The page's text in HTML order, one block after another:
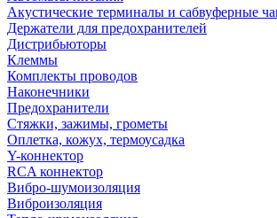
Акустические терминалы и сабвуферные
Держатели для предохранителей
Дистрибьюторы
Клеммы
Комплекты проводов
Наконечники
Предохранители
Стяжки, зажимы, грометы
Оплетка, кожух, термоусадка
Y-коннектор
RCA коннектор
Вибро-шумоизоляция
Виброизоляция